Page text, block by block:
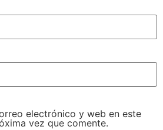
electrónico y web en este
vez que comente.